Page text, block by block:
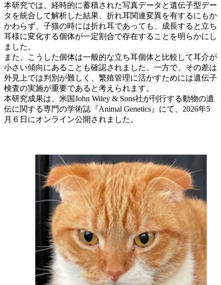
本研究では、経時的に蓄積された写真データと遺伝子型デー
タを統合して解析した結果、折れ耳関連変異を有するにもか
かわらず、子猫の時には折れ耳であっても、成長すると立ち
耳様に変化する個体が一定割合で存在することを明らかにし
ました。
また、こうした個体は一般的な立ち耳個体と比較して耳介が
小さい傾向にあることも確認されました。一方で、その差は
外見上では判別が難しく、繁殖管理に活かすためには遺伝子
検査の実施が重要であると考えられます。
本研究成果は、米国John Wiley & Sons社が刊行する動物の遺
伝に関する専門の学術誌『Animal Genetics』にて、2026年5
月６日にオンライン公開されました。